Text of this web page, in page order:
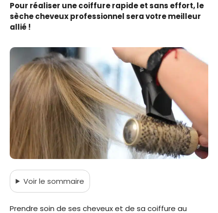
Pour réaliser une coiffure rapide et sans effort, le
sèche cheveux professionnel sera votre meilleur
allié !
Voirle sommaire
Prendre soin de ses cheveux et de sa coiffure au